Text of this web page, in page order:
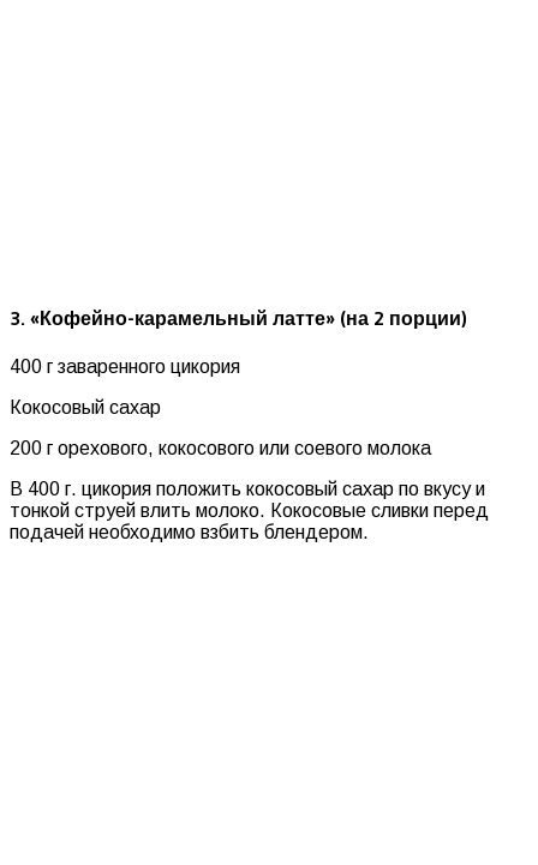
3. «Кофейно-карамельный латте» (на 2 порции)
400 г заваренного цикория
Кокосовый сахар
200 г орехового, кокосового или соевого молока
В 400 г. цикория положить кокосовый сахар по вкусу и
тонкой струей влить молоко. Кокосовые сливки перед
подачей необходимо взбить блендером.